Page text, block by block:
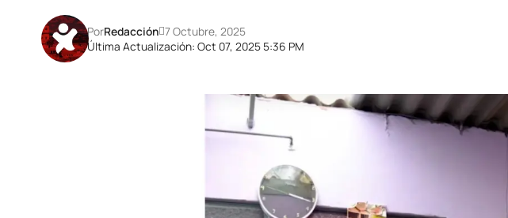
Última Actualización: Oct 07, 2025 5:36 PM
PorRedacción 7 Octubre, 2025